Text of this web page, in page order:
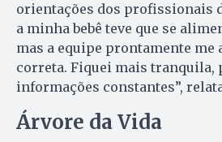
orientações dos profissionais
a minha bebê teve que se
mas a equipe prontamente me
correta. Fiquei mais tranquila,
informações constantes”,
Árvore da Vida